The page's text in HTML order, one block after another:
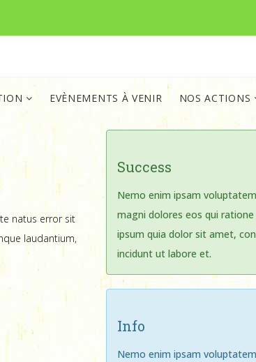
EVÈNEMENTS À VENIR NOS ACTIONS
natus error sit
laudantium,
Success
Nemo enim ipsam
magni dolores eos qui
ipsum quia dolor sit amet,
incidunt ut labore et.
Info
Nemo enim ipsam